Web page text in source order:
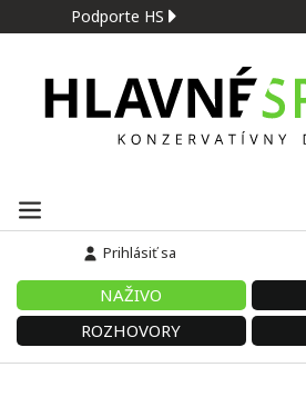
Podporte HS
Prihlásiť sa
NAŽIVO
ROZHOVORY